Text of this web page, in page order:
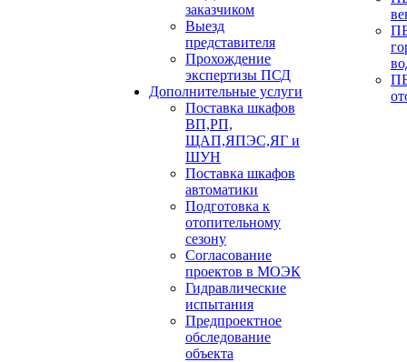
заказчиком
Выезд
представителя
Прохождение
экспертизы ПСД
Дополнительные услуги
Поставка шкафов
ВП,РП,
ЩАП,ЯПЭС,ЯГ и
ШУН
Поставка шкафов
автоматики
Подготовка к
отопительному
сезону
Согласование
проектов в МОЭК
Гидравлические
испытания
Предпроектное
обследование
объекта